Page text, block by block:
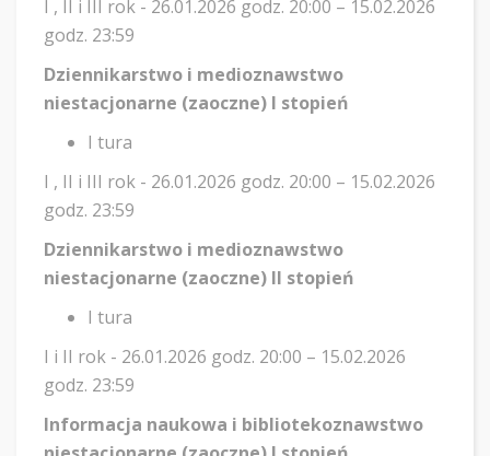
I , II i III rok - 26.01.2026 godz. 20:00 – 15.02.2026
godz. 23:59
Dziennikarstwo i medioznawstwo
niestacjonarne (zaoczne) I stopień
I tura
I , II i III rok - 26.01.2026 godz. 20:00 – 15.02.2026
godz. 23:59
Dziennikarstwo i medioznawstwo
niestacjonarne (zaoczne) II stopień
I tura
I i II rok - 26.01.2026 godz. 20:00 – 15.02.2026
godz. 23:59
Informacja naukowa i bibliotekoznawstwo